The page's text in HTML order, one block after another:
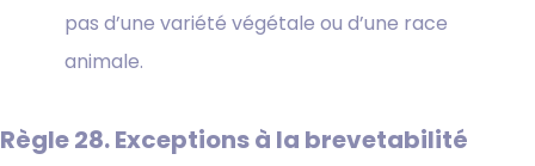
pas d’une variété végétale ou d’une race
animale.
Règle 28. Exceptions à la brevetabilité